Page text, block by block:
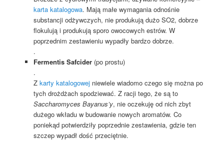
karta katalogowa. Mają małe wymagania odnośnie
substancji odżywczych, nie produkują dużo SO2, dobrze
flokulują i produkują sporo owocowych estrów. W
poprzednim zestawieniu wypadły bardzo dobrze.
.
Fermentis Safcider(po prostu)
.
Z karty katalogowejniewiele wiadomo czego się można po
tych drożdżach spodziewać. Z racji tego, że są to
Saccharomyces Bayanus’y, nie oczekuję od nich zbyt
dużego wkładu w budowanie nowych aromatów. Co
poniekąd potwierdziły poprzednie zestawienia, gdzie ten
szczep wypadł dość przeciętnie.